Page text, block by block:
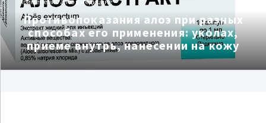
Противопоказания алоэ при разных
способах его применения: уколах,
приеме внутрь, нанесении на кожу